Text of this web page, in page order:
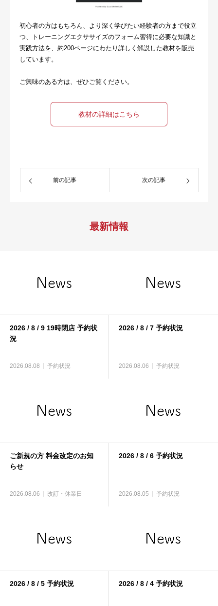
初心者の方はもちろん、より深く学びたい経験者の方まで役立
つ、トレーニングエクササイズのフォーム習得に必要な知識と
実践方法を、約200ページにわたり詳しく解説した教材を販売
しています。
ご興味のある方は、ぜひご覧ください。
教材の詳細はこちら
前の記事 次の記事
最新情報
2026 / 8 / 9 19時閉店 予約状
況
2026.08.08 予約状況
2026 / 8 / 7 予約状況
2026.08.06 予約状況
ご新規の方 料金改定のお知
らせ
2026.08.06 改訂・休業日
2026 / 8 / 6 予約状況
2026.08.05 予約状況
2026 / 8 / 5 予約状況 2026 / 8 / 4 予約状況